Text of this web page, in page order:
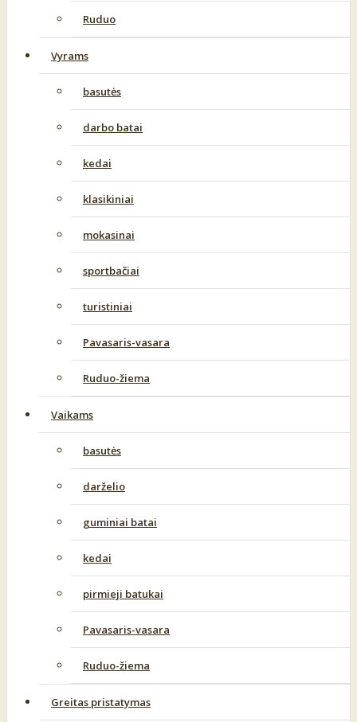
Ruduo
Vyrams
basutės
darbo batai
kedai
klasikiniai
mokasinai
sportbačiai
turistiniai
Pavasaris-vasara
Ruduo-žiema
Vaikams
basutės
darželio
guminiai batai
kedai
pirmieji batukai
Pavasaris-vasara
Ruduo-žiema
Greitas pristatymas